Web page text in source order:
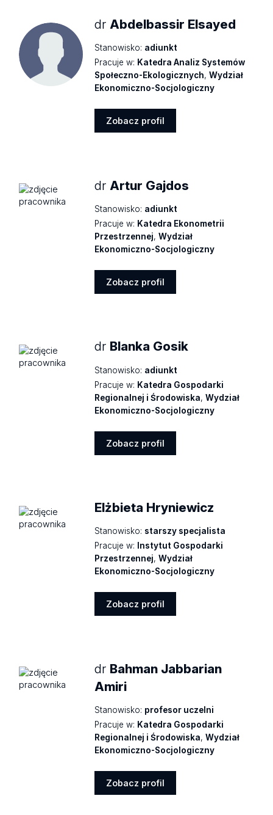
drAbdelbassir Elsayed
Stanowisko: adiunkt
Pracuje w: Katedra Analiz Systemów
Społeczno-Ekologicznych,Wydział
Ekonomiczno-Socjologiczny
Zobacz profil
dr Artur Gajdos
Stanowisko: adiunkt
Pracuje w: Katedra Ekonometrii
Przestrzennej,Wydział
Ekonomiczno-Socjologiczny
Zobacz profil
dr Blanka Gosik
Stanowisko: adiunkt
Pracuje w: Katedra Gospodarki
Regionalnej i Środowiska,Wydział
Ekonomiczno-Socjologiczny
Zobacz profil
Elżbieta Hryniewicz
Stanowisko: starszy specjalista
Pracuje w:
Instytut Gospodarki
Przestrzennej,Wydział
Ekonomiczno-Socjologiczny
Zobacz profil
dr Bahman Jabbarian
Amiri
Stanowisko: profesor uczelni
Pracuje w: Katedra Gospodarki
Regionalnej i Środowiska,Wydział
Ekonomiczno-Socjologiczny
Zobacz profil